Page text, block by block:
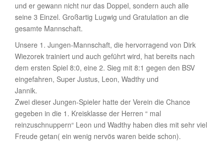
und er gewann nicht nur das Doppel, sondern auch alle
seine 3 Einzel. Großartig Lugwig und Gratulation an die
gesamte Mannschaft.
Unsere 1. Jungen-Mannschaft, die hervorragend von Dirk
Wiezorek trainiert und auch geführt wird, hat bereits nach
dem ersten Spiel 8:0, eine 2. Sieg mit 8:1 gegen den BSV
eingefahren, Super Justus, Leon, Wadthy und
Jannik.
Zwei dieser Jungen-Spieler hatte der Verein die Chance
gegeben in die 1. Kreisklasse der Herren “ mal
reinzuschnuppern“ Leon und Wadthy haben dies mit sehr viel
Freude getan( ein wenig nervös waren beide schon).